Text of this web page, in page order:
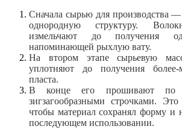
Сначала сырью для производства
однородную структуру.
измельчают до получения
напоминающей рыхлую вату.
На втором этапе сырьевую
уплотняют до получения более-
пласта.
В конце его прошивают по
зигзагообразными строчками.
чтобы материал сохранял форму и
последующем использовании.